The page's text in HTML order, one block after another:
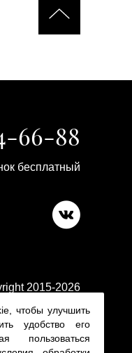
66-88
бесплатный
2015-2026
Platina 24
чтобы улучшить
удобство его
пользоваться